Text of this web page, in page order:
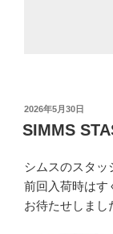
投
稿
日:
2026年5月30日
SIMMS
シムスのスタッ
前回入荷時はす
お待たせしまし